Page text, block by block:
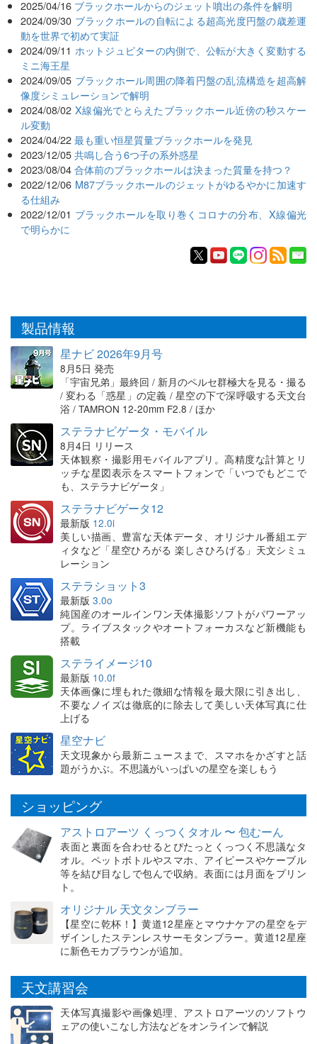
2025/04/16 ブラックホールからのジェット噴出の条件を解明
2024/09/30 ブラックホールの自転による超高光度円盤の歳差運
動を世界で初めて実証
2024/09/11 ホットジュピターの内側で、公転が大きく変動する
ミニ海王星
2024/09/05 ブラックホール周囲の降着円盤の乱流構造を超高解
像度シミュレーションで解明
2024/08/02 X線偏光でとらえたブラックホール近傍の秒スケー
ル変動
2024/04/22 最も重い恒星質量ブラックホールを発見
2023/12/05 共鳴し合う6つ子の系外惑星
2023/08/04 合体前のブラックホールは決まった質量を持つ？
2022/12/06 M87ブラックホールのジェットがゆるやかに加速す
る仕組み
2022/12/01 ブラックホールを取り巻くコロナの分布、X線偏光
で明らかに
製品情報
星ナビ 2026年9月号
8月5日 発売
「宇宙兄弟」最終回 / 新月のペルセ群極大を見る・撮る
/ 変わる「惑星」の定義 / 星空の下で深呼吸する天文台
浴 / TAMRON 12-20mm F2.8 / ほか
ステラナビゲータ・モバイル
8月4日 リリース
天体観察・撮影用モバイルアプリ。高精度な計算とリ
ッチな星図表示をスマートフォンで「いつでもどこで
も、ステラナビゲータ」
ステラナビゲータ12
最新版 12.0i
美しい描画、豊富な天体データ、オリジナル番組エデ
ィタなど「星空ひろがる 楽しさひろげる」天文シミュ
レーション
ステラショット3
最新版 3.0o
純国産のオールインワン天体撮影ソフトがパワーアッ
プ。ライブスタックやオートフォーカスなど新機能も
搭載
ステライメージ10
最新版 10.0f
天体画像に埋もれた微細な情報を最大限に引き出し、
不要なノイズは徹底的に除去して美しい天体写真に仕
上げる
星空ナビ
天文現象から最新ニュースまで、スマホをかざすと話
題がうかぶ。不思議がいっぱいの星空を楽しもう
ショッピング
アストロアーツ くっつくタオル 〜 包むーん
表面と裏面を合わせるとぴたっとくっつく不思議なタ
オル。ペットボトルやスマホ、アイピースやケーブル
等を結び目なしで包んで収納。表面には月面をプリン
ト。
オリジナル 天文タンブラー
【星空に乾杯！】黄道12星座とマウナケアの星空をデ
ザインしたステンレスサーモタンブラー。黄道12星座
に新色モカブラウンが追加。
天文講習会
天体写真撮影や画像処理、アストロアーツのソフトウ
ェアの使いこなし方法などをオンラインで解説